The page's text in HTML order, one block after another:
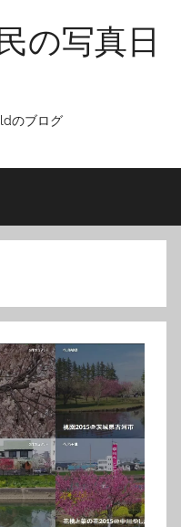
の写真日
のブログ